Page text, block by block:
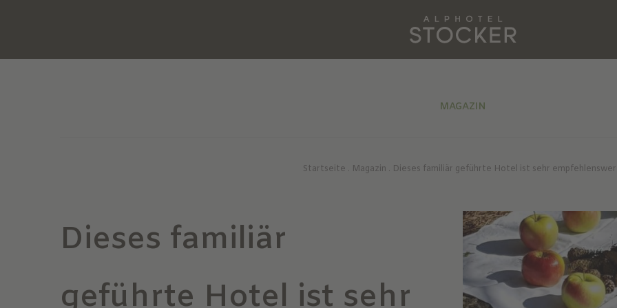
MAGAZIN
Startseite . Magazin . Dieses familiär geführte Hotel ist sehr
Dieses familiär
geführte Hotel ist sehr